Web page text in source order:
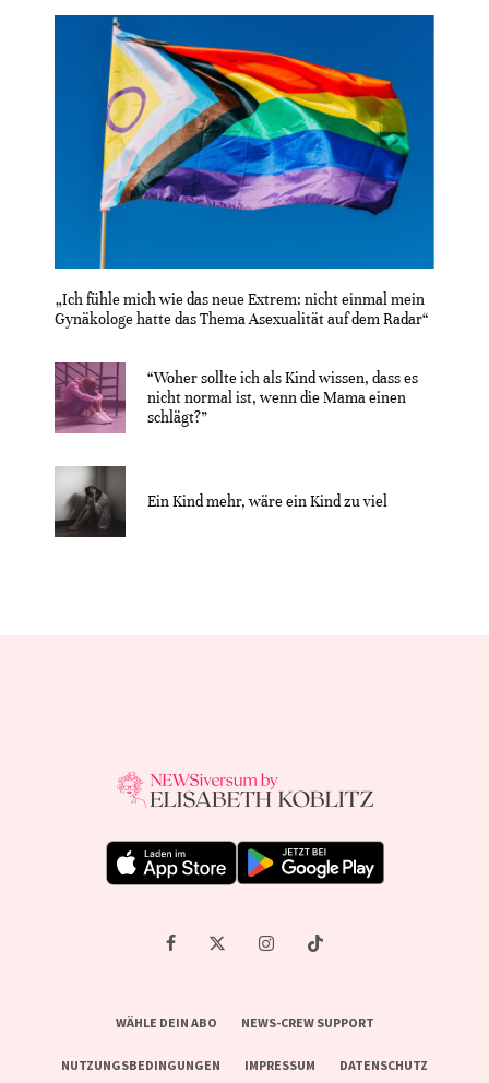
„Ich fühle mich wie das neue Extrem: nicht einmal mein
Gynäkologe hatte das Thema Asexualität auf dem Radar“
“Woher sollte ich als Kind wissen, dass es
nicht normal ist, wenn die Mama einen
schlägt?”
Ein Kind mehr, wäre ein Kind zu viel
WÄHLE DEIN ABO NEWS-CREW SUPPORT
NUTZUNGSBEDINGUNGEN IMPRESSUM DATENSCHUTZ